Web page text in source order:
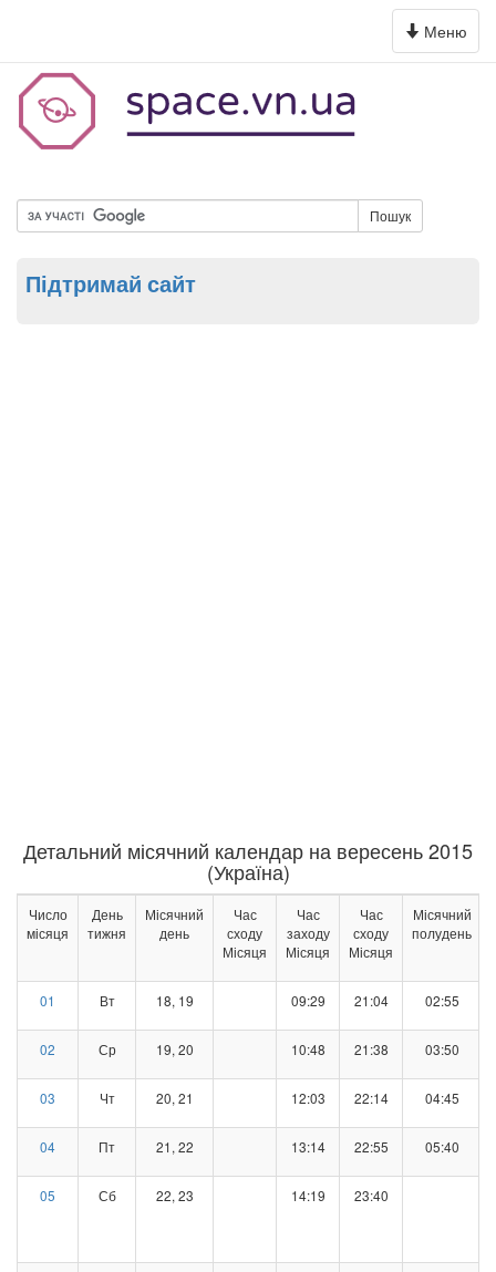
Toggle
navigation
Меню
Пошук
Підтримай сайт
Детальний місячний календар на вересень 2015
(Україна)
Число
місяця
День
тижня
Місячний
день
Час
сходу
Місяця
Час
заходу
Місяця
Час
сходу
Місяця
Місячний
полудень
01 Вт 18, 19 09:29 21:04 02:55
02 Ср 19, 20 10:48 21:38 03:50
03 Чт 20, 21 12:03 22:14 04:45
04 Пт 21, 22 13:14 22:55 05:40
05 Сб 22, 23 14:19 23:40